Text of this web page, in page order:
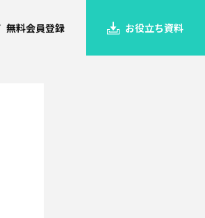
無料会員登録 お役立ち資料